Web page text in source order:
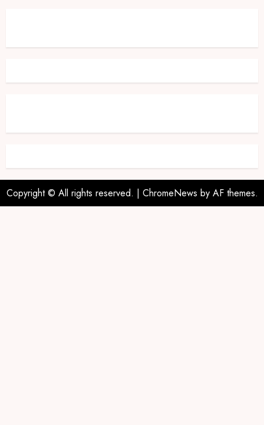
Copyright © All rights reserved. | ChromeNews by AF themes.